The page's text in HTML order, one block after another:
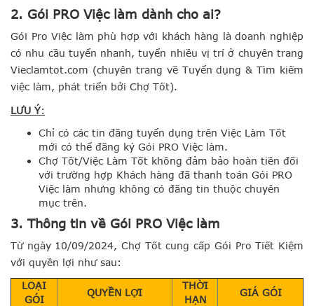
2. Gói PRO Việc làm dành cho ai?
Gói Pro Việc làm phù hợp với khách hàng là doanh nghiệp
có nhu cầu tuyển nhanh, tuyển nhiều vị trí ở chuyên trang
Vieclamtot.com (chuyên trang về Tuyển dụng & Tìm kiếm
việc làm, phát triển bởi Chợ Tốt).
LƯU Ý:
Chỉ có các tin đăng tuyển dụng trên Việc Làm Tốt
mới có thể đăng ký Gói PRO Việc làm.
Chợ Tốt/Việc Làm Tốt không đảm bảo hoàn tiền đối
với trường hợp Khách hàng đã thanh toán Gói PRO
Việc làm nhưng không có đăng tin thuộc chuyên
mục trên.
3. Thông tin về Gói PRO Việc làm
Từ ngày 10/09/2024, Chợ Tốt cung cấp Gói Pro Tiết Kiệm
với quyền lợi như sau:
LOẠI
GÓI
QUYỀN LỢI
THỜI
HẠN
GIÁ GÓI